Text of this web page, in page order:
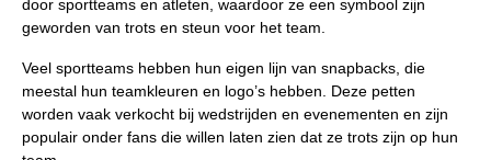
door sportteams en atleten, waardoor ze een symbool zijn
geworden van trots en steun voor het team.
Veel sportteams hebben hun eigen lijn van snapbacks, die
meestal hun teamkleuren en logo’s hebben. Deze petten
worden vaak verkocht bij wedstrijden en evenementen en zijn
populair onder fans die willen laten zien dat ze trots zijn op hun